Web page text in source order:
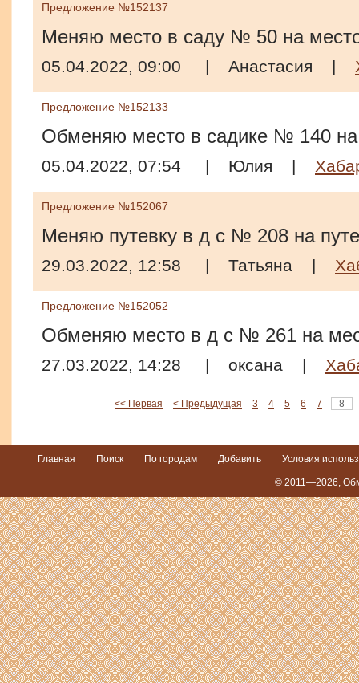
Предложение №152137
Меняю место в саду № 50 на
05.04.2022, 09:00 | Анастасия |
Предложение №152133
Обменяю место в садике № 140
05.04.2022, 07:54 | Юлия |
Предложение №152067
Меняю путевку в д с № 208 на
29.03.2022, 12:58 | Татьяна |
Предложение №152052
Обменяю место в д с № 261 на
27.03.2022, 14:28 | оксана |
<< Первая < Предыдущая 3 4 5 6 7 8
Главная Поиск По городам Добавить Условия
© 2011—2026,